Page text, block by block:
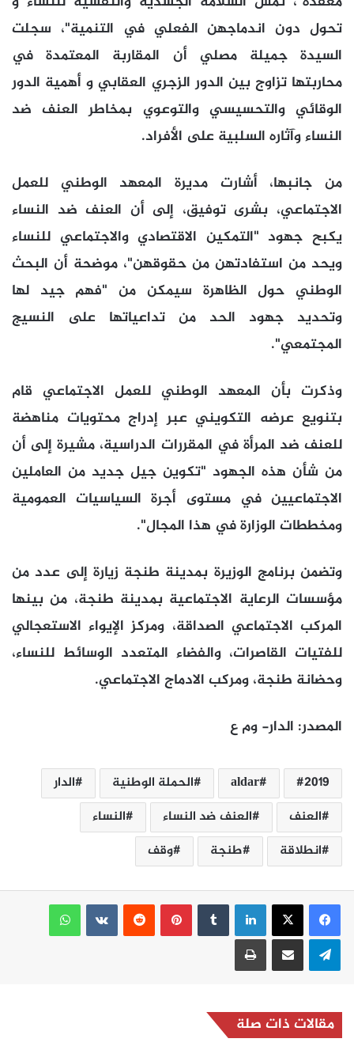
تحول دون اندماجهن الفعلي في التنمية"، سجلت
السيدة جميلة مصلي أن المقاربة المعتمدة في
محاربتها تزاوج بين الدور الزجري العقابي و أهمية الدور
الوقائي والتحسيسي والتوعوي بمخاطر العنف ضد
النساء وآثاره السلبية على الأفراد.
من جانبها، أشارت مديرة المعهد الوطني للعمل
الاجتماعي، بشرى توفيق، إلى أن العنف ضد النساء
يكبح جهود "التمكين الاقتصادي والاجتماعي للنساء
ويحد من استفادتهن من حقوقهن"، موضحة أن البحث
الوطني حول الظاهرة سيمكن من "فهم جيد لها
وتحديد جهود الحد من تداعياتها على النسيج
المجتمعي".
وذكرت بأن المعهد الوطني للعمل الاجتماعي قام
بتنويع عرضه التكويني عبر إدراج محتويات مناهضة
للعنف ضد المرأة في المقررات الدراسية، مشيرة إلى أن
من شأن هذه الجهود "تكوين جيل جديد من العاملين
الاجتماعيين في مستوى أجرة السياسيات العمومية
ومخططات الوزارة في هذا المجال".
وتضمن برنامج الوزيرة بمدينة طنجة زيارة إلى عدد من
مؤسسات الرعاية الاجتماعية بمدينة طنجة، من بينها
المركب الاجتماعي الصداقة، ومركز الإيواء الاستعجالي
للفتيات القاصرات، والفضاء المتعدد الوسائط للنساء،
وحضانة طنجة، ومركب الادماج الاجتماعي.
المصدر: الدار- وم ع
2019
aldar الحملة الوطنية
الدار
العنف
العنف ضد النساء
النساء
انطلاقة
طنجة وقف
لينكدإن بينتيريست
واتساب
تيلقرام مشاركة عبر البريد طباعة
مقالات ذات صلة